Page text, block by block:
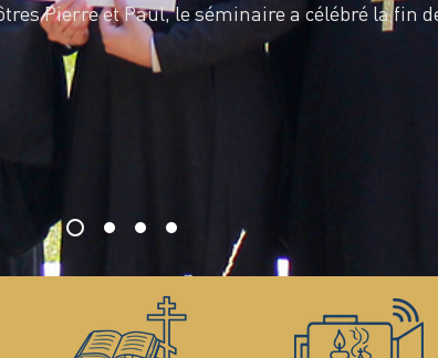
Pierre et Paul, le séminaire a célébré la fin